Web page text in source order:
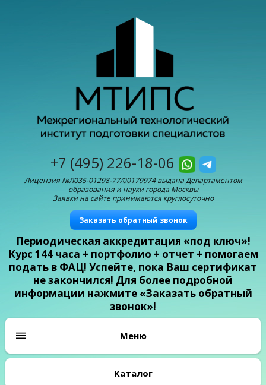
+7 (495) 226-18-06
Лицензия №Л035-01298-77/00179974 выдана Департаментом
образования и науки города Москвы
Заявки на сайте принимаются круглосуточно
Заказать обратный звонок
Периодическая аккредитация «под ключ»!
Курс 144 часа + портфолио + отчет + помогаем
подать в ФАЦ! Успейте, пока Ваш сертификат
не закончился! Для более подробной
информации нажмите «Заказать обратный
звонок»!
Каталог